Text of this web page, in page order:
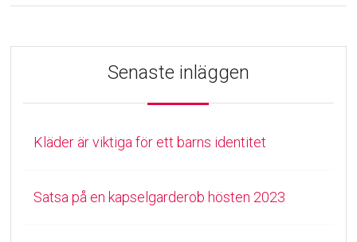
Senaste inläggen
Kläder är viktiga för ett barns identitet
Satsa på en kapselgarderob hösten 2023